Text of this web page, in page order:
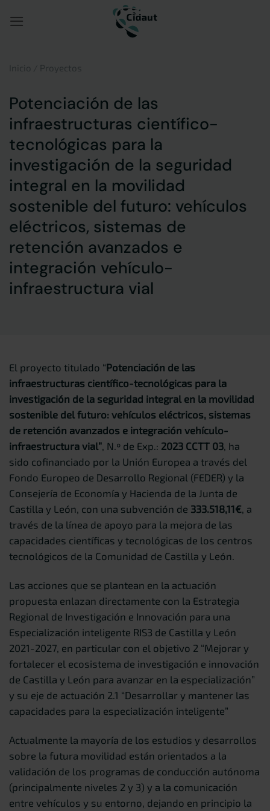
Inicio Proyectos
Potenciación de las
infraestructuras científico-
tecnológicas para la
investigación de la seguridad
integral en la movilidad
sostenible del futuro: vehículos
eléctricos, sistemas de
retención avanzados e
integración vehículo-
infraestructura vial
El proyecto titulado “Potenciación de las
infraestructuras científico-tecnológicas para la
investigación de la seguridad integral en la movilidad
sostenible del futuro: vehículos eléctricos, sistemas
de retención avanzados e integración vehículo-
infraestructura vial”, N.º de Exp.: 2023 CCTT 03, ha
sido cofinanciado por la Unión Europea a través del
Fondo Europeo de Desarrollo Regional (FEDER) y la
Consejería de Economía y Hacienda de la Junta de
Castilla y León, con una subvención de 333.518,11€, a
través de la línea de apoyo para la mejora de las
capacidades científicas y tecnológicas de los centros
tecnológicos de la Comunidad de Castilla y León.
Las acciones que se plantean en la actuación
propuesta enlazan directamente con la Estrategia
Regional de Investigación e Innovación para una
Especialización inteligente RIS3 de Castilla y León
2021-2027, en particular con el objetivo 2 “Mejorar y
fortalecer el ecosistema de investigación e innovación
de Castilla y León para avanzar en la especialización”
y su eje de actuación 2.1 “Desarrollar y mantener las
capacidades para la especialización inteligente”
Actualmente la mayoría de los estudios y desarrollos
sobre la futura movilidad están orientados a la
validación de los programas de conducción autónoma
(principalmente niveles 2 y 3) y a la comunicación
entre vehículos y su entorno, dejando en principio la